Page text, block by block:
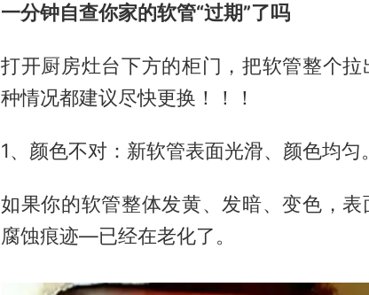
一分钟自查你家的软管“过期”了吗
打开厨房灶台下方的柜门，把软管整个
种情况都建议尽快更换！！！
1、颜色不对：新软管表面光滑、颜色均匀。
如果你的软管整体发黄、发暗、变色，
腐蚀痕迹—已经在老化了。